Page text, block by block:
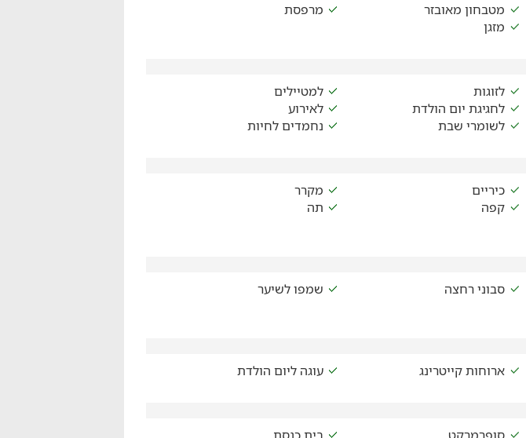
מטבחון מאובזר
מרפסת
מזגן
לזוגות
למטיילים
לחגיגת יום הולדת
לאירוע
לשומרי שבת נחמדים לחיות
כיריים
מקרר
קפה
תה
סבוני רחצה
שמפו לשיער
ארוחות קייטרינג עוגה ליום הולדת